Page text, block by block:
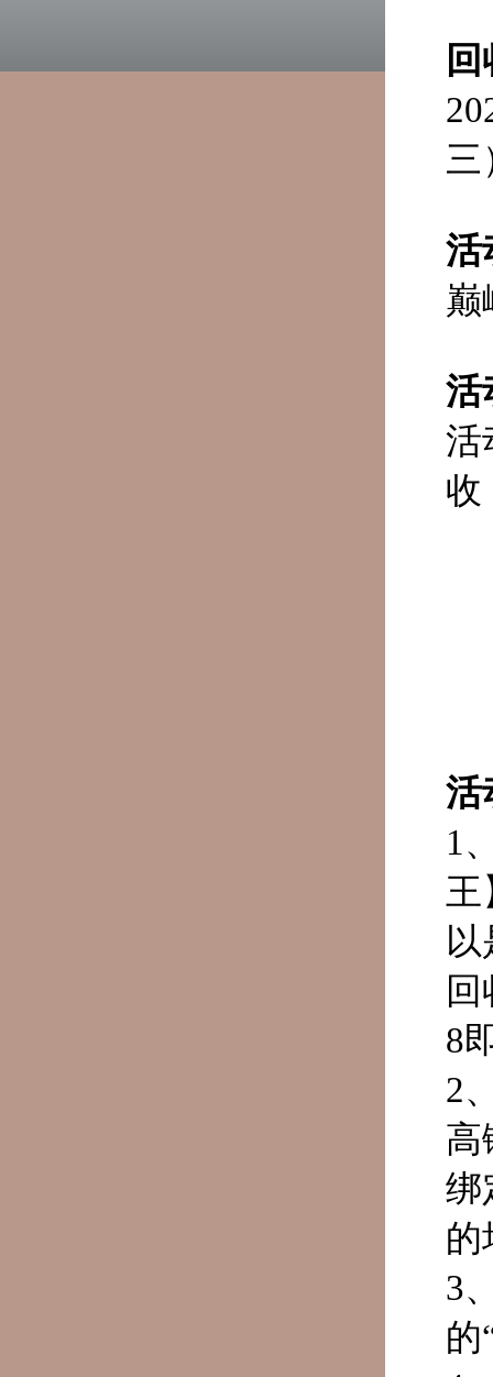
三
活
活
活
收
活
1
王
8
2
高
绑
的
3
的